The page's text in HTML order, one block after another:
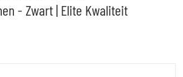
- Zwart | Elite Kwaliteit